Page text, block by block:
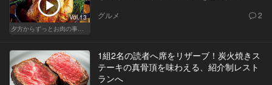
Vol.13
夕方からずっとお肉の事を考えてる貴方へ
グルメ 2
1組2名の読者へ席をリザーブ！炭火焼きス
テーキの真骨頂を味わえる、紹介制レスト
ランへ